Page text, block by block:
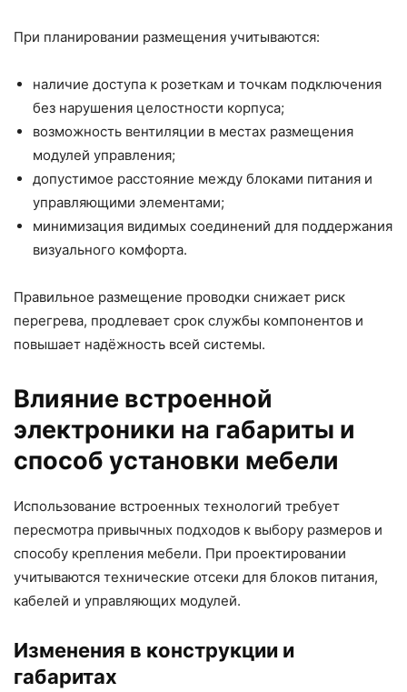
При планировании размещения учитываются:
наличие доступа к розеткам и точкам подключения
без нарушения целостности корпуса;
возможность вентиляции в местах размещения
модулей управления;
допустимое расстояние между блоками питания и
управляющими элементами;
минимизация видимых соединений для поддержания
визуального комфорта.
Правильное размещение проводки снижает риск
перегрева, продлевает срок службы компонентов и
повышает надёжность всей системы.
Влияние встроенной
электроники на габариты и
способ установки мебели
Использование встроенных технологий требует
пересмотра привычных подходов к выбору размеров и
способу крепления мебели. При проектировании
учитываются технические отсеки для блоков питания,
кабелей и управляющих модулей.
Изменения в конструкции и
габаритах